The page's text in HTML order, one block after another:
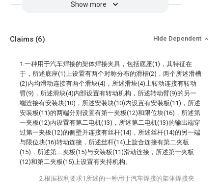
Show more
Claims (6) Hide Dependent
1.一种用于汽车焊接的架体焊接夹具，包括底座(1)，其特征在
于，所述底座(1)上设置有两个对称分布的滑槽(2)，两个所述滑槽
(2)内均滑动连接有两个滑块(4)，所述滑块(4)上转动连接有转动
臂(9)，所述滑块(4)内部设置有转动机构，所述转动臂(9)的另一
端连接有安装块(10)，所述安装块(10)内设置有安装板(11)，所述
安装板(11)的两端分别设置有第一夹板(12)和限位块(16)，所述第
一夹板(12)内设置有第二电机(13)，所述第二电机(13)的输出端穿
过第一夹板(12)的侧壁并连接有丝杆(14)，所述丝杆(14)的另一端
与限位块(16)转动连接，所述丝杆(14)上旋合连接有第二夹板
(15)，所述第二夹板(15)与安装板(11)滑动连接，所述第一夹板
(12)和第二夹板(15)上设置有夹持机构。
2.根据权利要求1所述的一种用于汽车焊接的架体焊接夹